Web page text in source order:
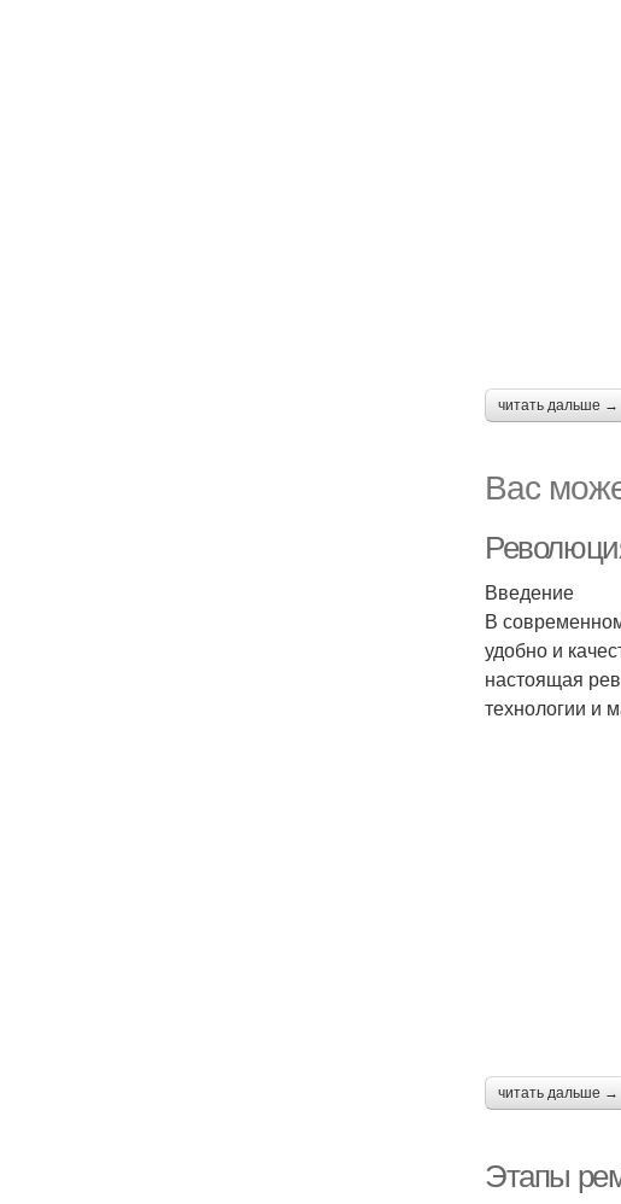
читать дальше →
Вас
Введение
В
удобно и
настоящая
технологии и
читать дальше →
Этапы